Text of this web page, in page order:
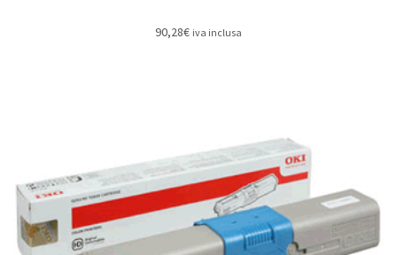
90,28€ iva inclusa